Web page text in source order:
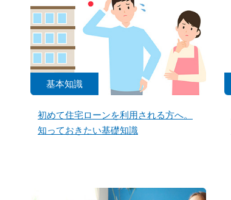
基本知識
初めて住宅ローンを利用される方へ。
知っておきたい基礎知識